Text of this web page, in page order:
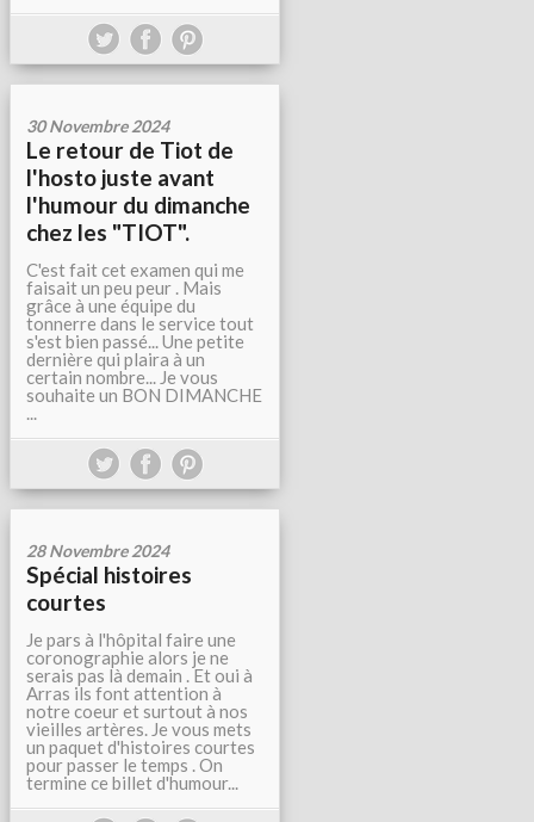
30 Novembre 2024
Le retour de Tiot de
l'hosto juste avant
l'humour du dimanche
chez les "TIOT".
C'est fait cet examen qui me
faisait un peu peur . Mais
grâce à une équipe du
tonnerre dans le service tout
s'est bien passé... Une petite
dernière qui plaira à un
certain nombre... Je vous
souhaite un BON DIMANCHE
...
28 Novembre 2024
Spécial histoires
courtes
Je pars à l'hôpital faire une
coronographie alors je ne
serais pas là demain . Et oui à
Arras ils font attention à
notre coeur et surtout à nos
vieilles artères. Je vous mets
un paquet d'histoires courtes
pour passer le temps . On
termine ce billet d'humour...